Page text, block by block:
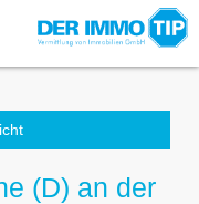
(D) an der